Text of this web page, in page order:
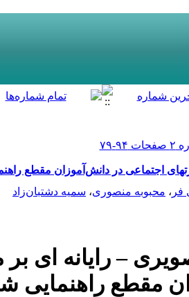
اجتماعی در دانش‌آموزان مقطع
­فر ، محبوبه منصوری، سمیه دشتبان‌زاد
– رایانه ­ای
مقطع راهنمایی